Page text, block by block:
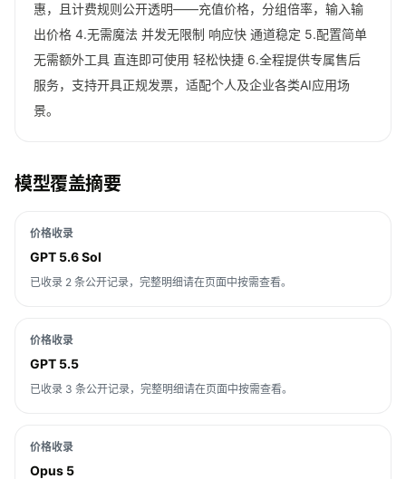
惠，且计费规则公开透明——充值价格，分组倍率，输入输
出价格 4.无需魔法 并发无限制 响应快 通道稳定 5.配置简单
无需额外工具 直连即可使用 轻松快捷 6.全程提供专属售后
服务，支持开具正规发票，适配个人及企业各类AI应用场
景。
模型覆盖摘要
价格收录
GPT 5.6 Sol
已收录 2 条公开记录，完整明细请在页面中按需查看。
价格收录
GPT 5.5
已收录 3 条公开记录，完整明细请在页面中按需查看。
价格收录
Opus 5